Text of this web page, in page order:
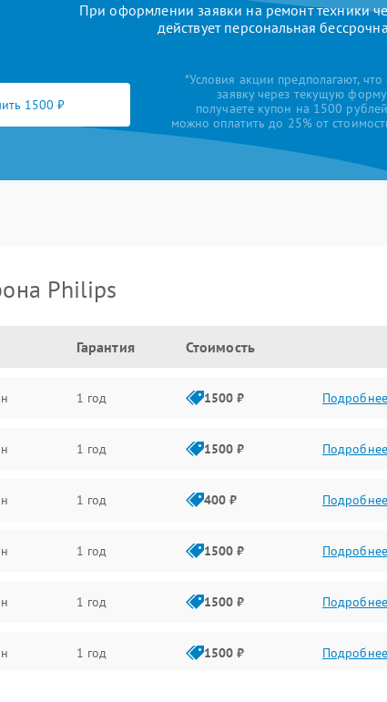
При оформлении заявки на ремонт техники
действует персональная
1500 ₽
*Условия акции предполагают, что
заявку через текущую
получаете купон на 1500
можно оплатить до 25% от
Philips
Гарантия Стоимость
1 год 1500 ₽
1 год 1500 ₽
1 год 400 ₽
1 год 1500 ₽
1 год 1500 ₽
1 год 1500 ₽